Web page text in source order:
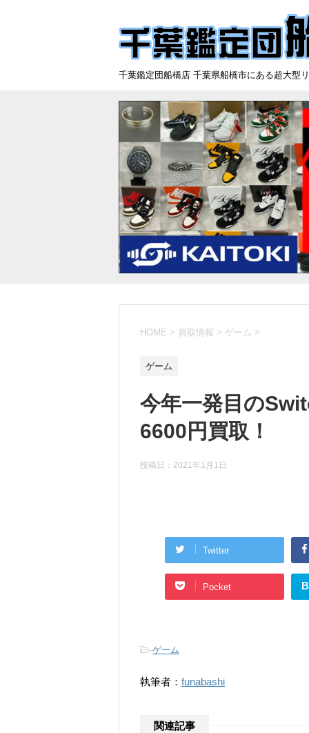
千葉鑑定団船橋店 千葉県船橋市にある超大
HOME > 買取情報 > ゲーム >
ゲーム
今年一発目の
6600円買取！
投稿日： 2021年1月1日
Twitter
Pocket
-ゲーム
執筆者： funabashi
関連記事